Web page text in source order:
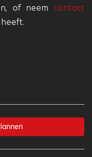
of neem contact